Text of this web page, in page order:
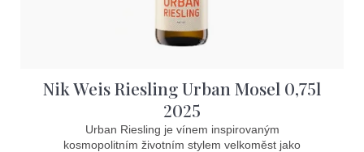
Nik Weis Riesling Urban Mosel 0,75l
2025
Urban Riesling je vínem inspirovaným
kosmopolitním životním stylem velkoměst jako